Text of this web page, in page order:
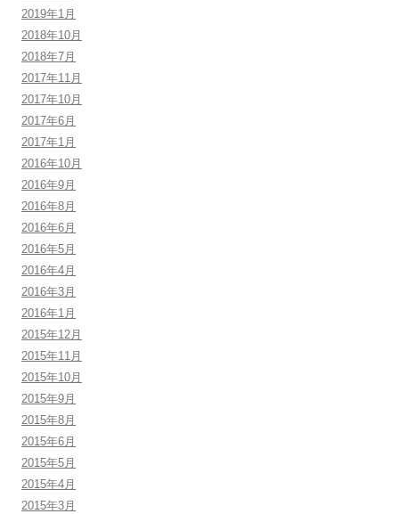
2019年1月
2018年10月
2018年7月
2017年11月
2017年10月
2017年6月
2017年1月
2016年10月
2016年9月
2016年8月
2016年6月
2016年5月
2016年4月
2016年3月
2016年1月
2015年12月
2015年11月
2015年10月
2015年9月
2015年8月
2015年6月
2015年5月
2015年4月
2015年3月